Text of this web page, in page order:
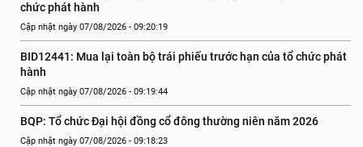
chức phát hành
Cập nhật ngày 07/08/2026 - 09:20:19
BID12441: Mua lại toàn bộ trái phiếu trước hạn của tổ chức phát
hành
Cập nhật ngày 07/08/2026 - 09:19:44
BQP: Tổ chức Đại hội đồng cổ đông thường niên năm 2026
Cập nhật ngày 07/08/2026 - 09:18:23